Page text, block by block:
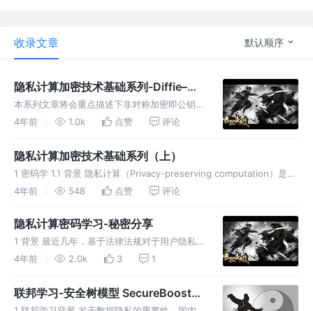
收录文章 默认顺序
隐私计算加密技术基础系列-Diffie–
Hellman key exchange
本系列文章将会重点描述下非对称加密即公钥加
密的开山之作Diffie–Hellman key exchange。
加密算法会用到的知识，本章会做些适当的介绍
4年前 1.0k 点赞 评论
隐私计算加密技术基础系列（上）
1 密码学 1.1 背景 隐私计算（Privacy-preserving computation）是指
在保证数据提供方不泄露原始数据的前提下，对数据进行分析计算的一
4年前 548 点赞 评论
隐私计算密码学习-秘密分享
1 背景 最近几年，基于法律法规对于用户隐私的
立法以及用户对于隐私的认知增强，对于数据的
战，甚至以往的数据运作模式都存在被颠覆的可
能，需要相应的前瞻性布局
4年前 2.0k 3 1
联邦学习-安全树模型 SecureBoost之